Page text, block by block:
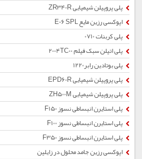
پلی پروپیلن شیمیایی ZR340R
اپوکسی رزین مایع E06 SPL
پلی کربنات 0710
پلی اتیلن سبک فیلم 2004TC00
پلی بوتادین رابر1220
پلی پروپیلن شیمیایی EPD60R
پلی پروپیلن شیمیایی ZH500M
پلی استایرن انبساطی نسوز F150
پلی استایرن انبساطی نسوز F100
پلی استایرن انبساطی نسوز F350
اپوکسی رزین جامد محلول در زایلین